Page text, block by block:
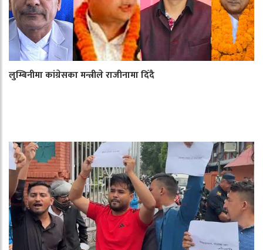
लुम्बिनीमा कांग्रेसका मन्त्रीले राजीनामा दिँदै